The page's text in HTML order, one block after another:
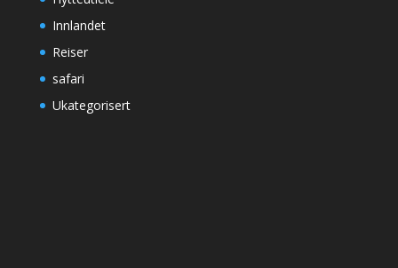
Innlandet
Reiser
safari
Ukategorisert